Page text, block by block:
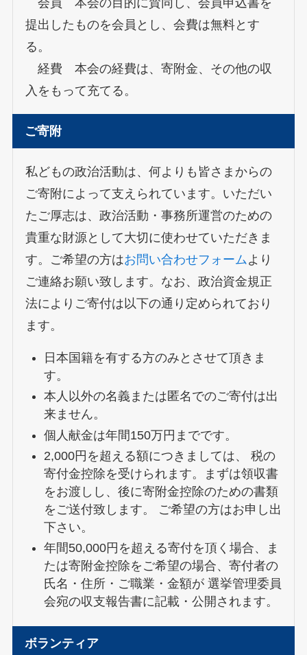
提出したものを会員とし、会費は無料とす
る。
経費 本会の経費は、寄附金、その他の収
入をもって充てる。
ご寄附
私どもの政治活動は、何よりも皆さまからの
ご寄附によって支えられています。いただい
たご厚志は、政治活動・事務所運営のための
貴重な財源として大切に使わせていただきま
す。ご希望の方はお問い合わせフォーム より
ご連絡お願い致します。なお、政治資金規正
法によりご寄付は以下の通り定められており
ます。
⽇本国籍を有する⽅のみとさせて頂きま
す。
本⼈以外の名義または匿名でのご寄付は出
来ません。
個⼈献⾦は年間150万円までです。
2,000円を超える額につきましては、 税の
寄付⾦控除を受けられます。まずは領収書
をお渡しし、後に寄附⾦控除のための書類
をご送付致します。 ご希望の⽅はお申し出
下さい。
年間50,000円を超える寄付を頂く場合、ま
たは寄附⾦控除をご希望の場合、寄付者の
⽒名・住所・ご職業・⾦額が 選挙管理委員
会宛の収⽀報告書に記載・公開されます。
ボランティア